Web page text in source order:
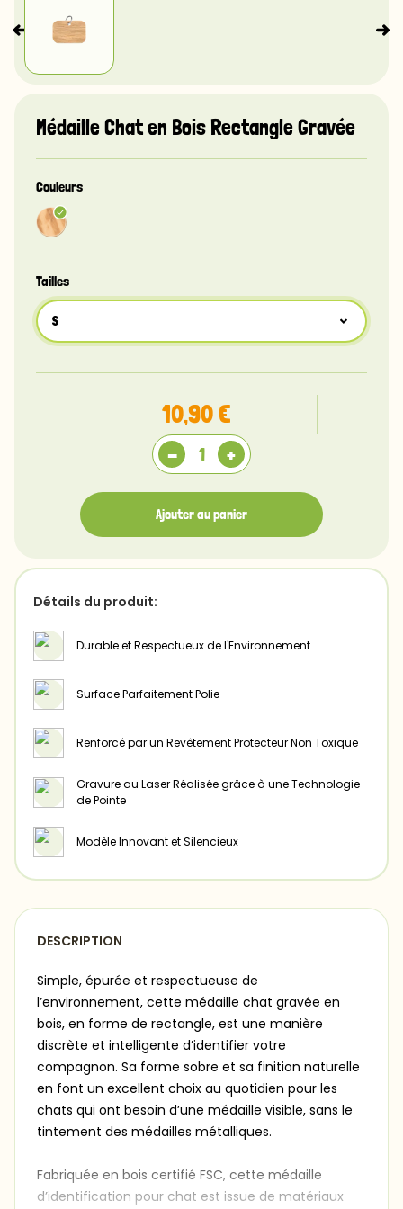
Médaille Chat en Bois Rectangle Gravée
Couleurs
Tailles
S
10,90 €
- +
Ajouter au panier
Détails du produit:
Durable et Respectueux de l'Environnement
Surface Parfaitement Polie
Renforcé par un Revêtement Protecteur Non Toxique
Gravure au Laser Réalisée grâce à une Technologie
de Pointe
Modèle Innovant et Silencieux
DESCRIPTION
Simple, épurée et respectueuse de
l’environnement, cette médaille chat gravée en
bois, en forme de rectangle, est une manière
discrète et intelligente d’identifier votre
compagnon. Sa forme sobre et sa finition naturelle
en font un excellent choix au quotidien pour les
chats qui ont besoin d’une médaille visible, sans le
tintement des médailles métalliques.
Fabriquée en bois certifié FSC, cette médaille
d’identification pour chat est issue de matériaux